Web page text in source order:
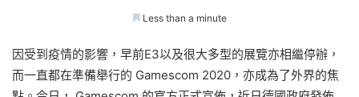
Less than a minute
因受到疫情的影響，早前E3以及很大多型的展覽亦相繼停辦，
而一直都在準備舉行的 Gamescom 2020，亦成為了外界的焦